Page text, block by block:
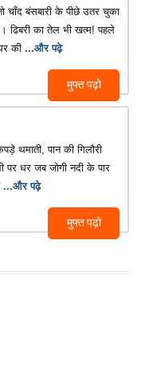
मुफ्त पढ़ो
चाँद बंसबारी के पीछे उतर चुका
ढिबरी का तेल भी खत्म! पहले
की ...और पढ़े
मुफ्त पढ़ो
थमाती, पान की गिलौरी
धर जब जोगी नदी के पार
...और पढ़े